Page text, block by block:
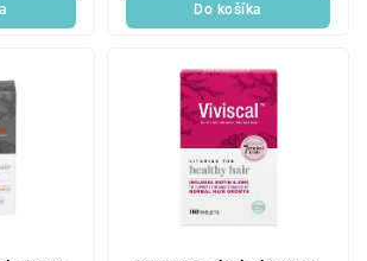
Do košíka